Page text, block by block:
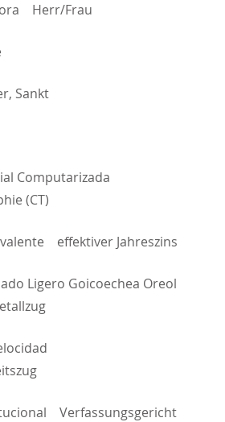
Herr/Frau
Sankt
Computarizada
(CT)
effektiver Jahreszins
Ligero Goicoechea Oreol
Verfassungsgericht